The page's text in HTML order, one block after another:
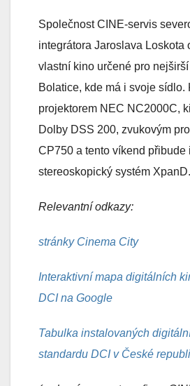
Společnost CINE-servis
integrátora Jaroslava Loskota
vlastní kino určené pro
Bolatice, kde má i svoje sídlo.
projektorem NEC NC2000C,
Dolby DSS 200, zvukovým
CP750 a tento víkend přibude
stereoskopický systém XpanD.
Relevantní odkazy:
stránky Cinema City
Interaktivní mapa digitálních
DCI na Google
Tabulka instalovaných
standardu DCI v České